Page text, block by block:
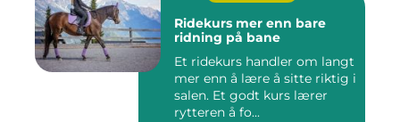
Ridekurs mer enn bare
ridning på bane
Et ridekurs handler om langt
mer enn å lære å sitte riktig i
salen. Et godt kurs lærer
rytteren å fo...